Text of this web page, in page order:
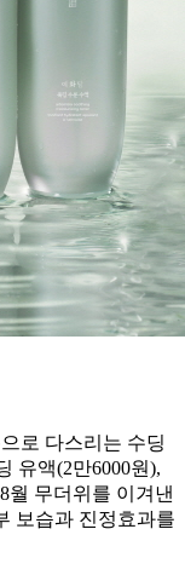
로 다스리는 수딩
유액(2만6000원),
월 무더위를 이겨낸
보습과 진정효과를